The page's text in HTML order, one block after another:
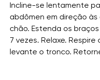
Incline-se lentamente
abdômen em direção
chão. Estenda os
7 vezes. Relaxe.
levante o tronco.